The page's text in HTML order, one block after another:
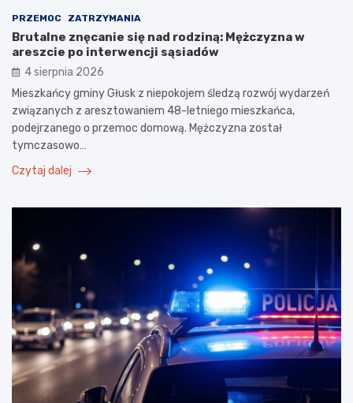
PRZEMOC ZATRZYMANIA
Brutalne znęcanie się nad rodziną: Mężczyzna w
areszcie po interwencji sąsiadów
4 sierpnia 2026
Mieszkańcy gminy Głusk z niepokojem śledzą rozwój wydarzeń
związanych z aresztowaniem 48-letniego mieszkańca,
podejrzanego o przemoc domową. Mężczyzna został
tymczasowo…
Czytaj dalej